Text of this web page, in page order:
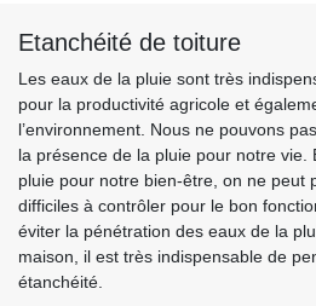
Etanchéité de toiture
Les eaux de la pluie sont très
pour la productivité agricole et
l’environnement. Nous ne pouvons
la présence de la pluie pour notre vie.
pluie pour notre bien-être, on ne peut
difficiles à contrôler pour le bon
éviter la pénétration des eaux de la
maison, il est très indispensable de
étanchéité.